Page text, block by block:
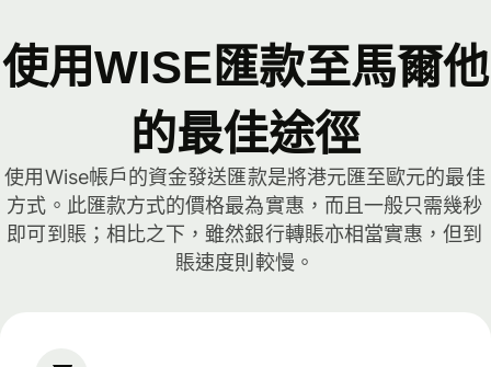
使用WISE匯款至馬爾他
的最佳途徑
使用Wise帳戶的資金發送匯款是將港元匯至歐元的最佳
方式。此匯款方式的價格最為實惠，而且一般只需幾秒
即可到賬；相比之下，雖然銀行轉賬亦相當實惠，但到
賬速度則較慢。